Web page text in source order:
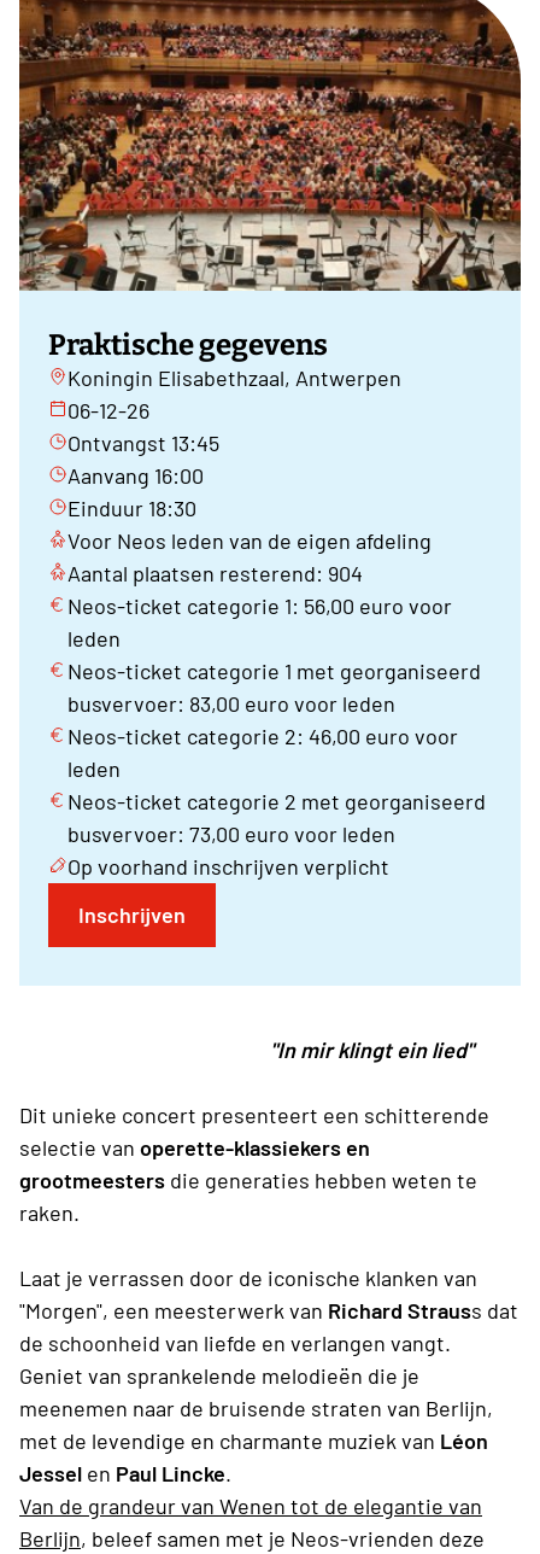
Praktische gegevens
Koningin Elisabethzaal, Antwerpen
06-12-26
Ontvangst 13:45
Aanvang 16:00
Einduur 18:30
Voor Neos leden van de eigen afdeling
Aantal plaatsen resterend: 904
Neos-ticket categorie 1: 56,00 euro voor
leden
Neos-ticket categorie 1 met georganiseerd
busvervoer: 83,00 euro voor leden
Neos-ticket categorie 2: 46,00 euro voor
leden
Neos-ticket categorie 2 met georganiseerd
busvervoer: 73,00 euro voor leden
Op voorhand inschrijven verplicht
Inschrijven
"In mir klingt ein lied"
Dit unieke concert presenteert een schitterende
selectie van operette-klassiekers en
grootmeesters die generaties hebben weten te
raken.
Laat je verrassen door de iconische klanken van
"Morgen", een meesterwerk van Richard Strauss dat
de schoonheid van liefde en verlangen vangt.
Geniet van sprankelende melodieën die je
meenemen naar de bruisende straten van Berlijn,
met de levendige en charmante muziek van Léon
Jessel en Paul Lincke.
Van de grandeur van Wenen tot de elegantie van
Berlijn, beleef samen met je Neos-vrienden deze